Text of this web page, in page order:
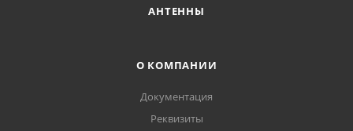
АНТЕННЫ
О КОМПАНИИ
Документация
Реквизиты